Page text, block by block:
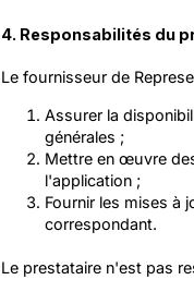
4. Responsabilités du
Le fournisseur de
Assurer la
générales ;
Mettre en œuvre
l'application ;
Fournir les mises à
correspondant.
Le prestataire n'est pas